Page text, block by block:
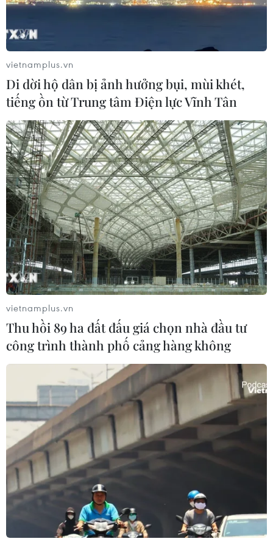
Clip vụ "xe điên" kinh hoàng đâm 3
người chết ở quận Long Biên
29/02/2016 05:05
Một đoạn clip ghi lại từ camera người dân cung cấp,
ghi lại hình ảnh vụ tai nạn thương tâm sáng ngày 29/2
tại Ái Mộ, Bồ Đề, Long Biên khiến 2 người lớn và 1 trẻ
em tử vong.
Vụ Camry tông chết 3 người: Tài xế đã
trình diện cơ quan công an
29/02/2016 08:25
vietnamplus.vn
Di dời hộ dân bị ảnh hưởng bụi, mùi khét,
tiếng ồn từ Trung tâm Điện lực Vĩnh Tân
vietnamplus.vn
Thu hồi 89 ha đất đấu giá chọn nhà đầu tư
công trình thành phố cảng hàng không